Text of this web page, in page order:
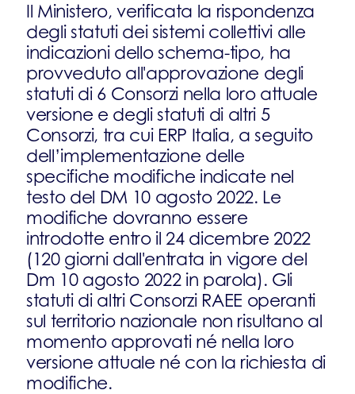
Il Ministero, verificata la rispondenza
degli statuti dei sistemi collettivi alle
indicazioni dello schema-tipo, ha
provveduto all'approvazione degli
statuti di 6 Consorzi nella loro attuale
versione e degli statuti di altri 5
Consorzi, tra cui ERP Italia, a seguito
dell’implementazione delle
specifiche modifiche indicate nel
testo del DM 10 agosto 2022. Le
modifiche dovranno essere
introdotte entro il 24 dicembre 2022
(120 giorni dall'entrata in vigore del
Dm 10 agosto 2022 in parola). Gli
statuti di altri Consorzi RAEE operanti
sul territorio nazionale non risultano al
momento approvati né nella loro
versione attuale né con la richiesta di
modifiche.